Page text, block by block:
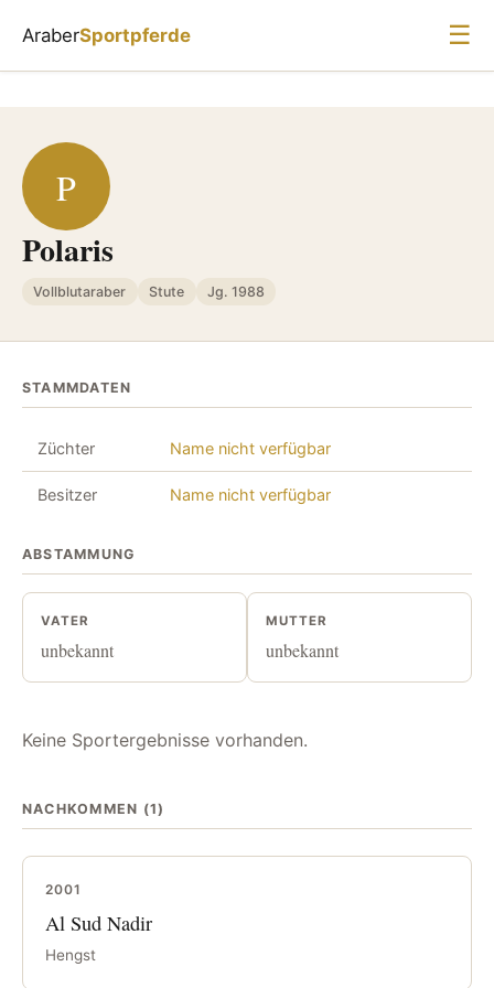
AraberSportpferde ☰
P
Polaris
Vollblutaraber Stute Jg. 1988
STAMMDATEN
Züchter Name nicht verfügbar
Besitzer Name nicht verfügbar
ABSTAMMUNG
VATER
unbekannt
MUTTER
unbekannt
Keine Sportergebnisse vorhanden.
NACHKOMMEN (1)
2001
Al Sud Nadir
Hengst